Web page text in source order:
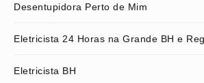
Desentupidora Perto de Mim
Eletricista 24 Horas na Grande BH e
Eletricista BH